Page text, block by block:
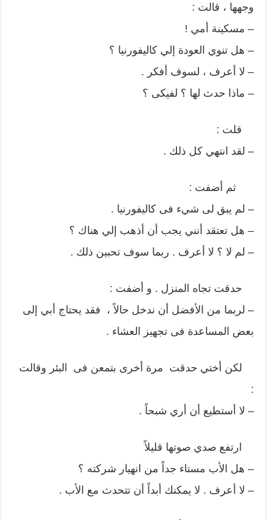
وجهها ، قالت :
– مسكينة أمي !
– هل تنوي العودة إلي كاليفورنيا ؟
– لا أعرف ، لسوف أفكر .
– ماذا حدث لها ؟ لفيكى ؟
قلت :
– لقد انتهي كل ذلك .
ثم أضفت :
– لم يبق لى شيء فى كاليفورنيا .
– هل تعتقد أنني يجب أن أذهب إلي هناك ؟
– لم لا ؟ لا أعرف . ربما سوف تحبين ذلك .
حدقت تجاه المنزل . و أضفت :
– لربما من الأفضل أن ندخل حالاً ، فقد يحتاج أبي إلى
بعض المساعدة فى تجهيز العشاء .
لكن أختي حدقت مرة أخرى بتمعن فى البئر وقالت
:
– لا أستطيع أن أري شبحاً .
ارتفع صدي صوتها قليلاً
– هل الأب مستاء جداً من انهيار شركته ؟
– لا أعرف . لا يمكنك أبداً أن تتحدث مع الأب .